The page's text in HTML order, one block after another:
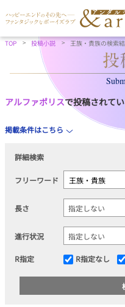
TOP 投稿小説 王族・貴族の検索
アルファポリスで投稿されて
掲載条件はこちら
詳細検索
フリーワード
長さ
進行状況
R指定 R指定なし